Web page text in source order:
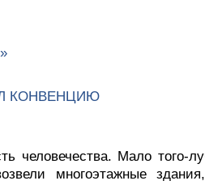
КОНВЕНЦИЮ
человечества. Мало того-
многоэтажные